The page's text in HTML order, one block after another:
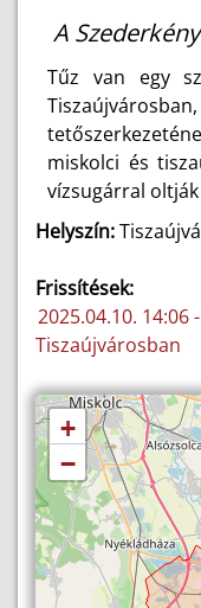
A
Tűz van egy
miskolci és
vízsugárral
Helyszín:
Frissítések:
2025.04.10.
Tiszaújvárosban
+
−